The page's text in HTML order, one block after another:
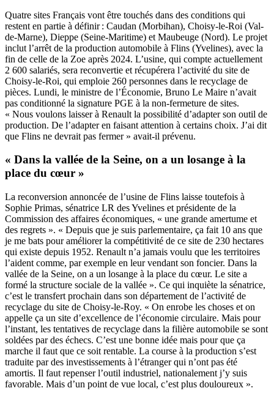
Quatre sites Français vont être touchés dans des conditions qui
restent en partie à définir : Caudan (Morbihan), Choisy-le-Roi (Val-
de-Marne), Dieppe (Seine-Maritime) et Maubeuge (Nord). Le projet
inclut l’arrêt de la production automobile à Flins (Yvelines), avec la
fin de celle de la Zoe après 2024. L’usine, qui compte actuellement
2 600 salariés, sera reconvertie et récupérera l’activité du site de
Choisy-le-Roi, qui emploie 260 personnes dans le recyclage de
pièces. Lundi, le ministre de l’Économie, Bruno Le Maire n’avait
pas conditionné la signature PGE à la non-fermeture de sites.
« Nous voulons laisser à Renault la possibilité d’adapter son outil de
production. De l’adapter en faisant attention à certains choix. J’ai dit
que Flins ne devrait pas fermer » avait-il prévenu.
« Dans la vallée de la Seine, on a un losange à la
place du cœur »
La reconversion annoncée de l’usine de Flins laisse toutefois à
Sophie Primas, sénatrice LR des Yvelines et présidente de la
Commission des affaires économiques, « une grande amertume et
des regrets ». « Depuis que je suis parlementaire, ça fait 10 ans que
je me bats pour améliorer la compétitivité de ce site de 230 hectares
qui existe depuis 1952. Renault n’a jamais voulu que les territoires
l’aident comme, par exemple en leur vendant son foncier. Dans la
vallée de la Seine, on a un losange à la place du cœur. Le site a
formé la structure sociale de la vallée ». Ce qui inquiète la sénatrice,
c’est le transfert prochain dans son département de l’activité de
recyclage du site de Choisy-le-Roy. « On enrobe les choses et on
appelle ça un site d’excellence de l’économie circulaire. Mais pour
l’instant, les tentatives de recyclage dans la filière automobile se sont
soldées par des échecs. C’est une bonne idée mais pour que ça
marche il faut que ce soit rentable. La course à la production s’est
traduite par des investissements à l’étranger qui n’ont pas été
amortis. Il faut repenser l’outil industriel, nationalement j’y suis
favorable. Mais d’un point de vue local, c’est plus douloureux ».